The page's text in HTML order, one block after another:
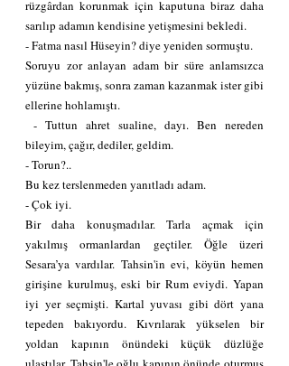
rüzgârdan korunmak için kaputuna biraz daha
sarılıp adamın kendisine yetişmesini bekledi.
- Fatma nasıl Hüseyin? diye yeniden sormuştu.
Soruyu zor anlayan adam bir süre anlamsızca
yüzüne bakmış, sonra zaman kazanmak ister gibi
ellerine hohlamıştı.
bileyim, çağır, dediler, geldim.
- Torun?..
Bu kez terslenmeden yanıtladı adam.
- Çok iyi.
Bir daha konuşmadılar. Tarla açmak için
yakılmış ormanlardan geçtiler. Öğle üzeri
Sesara’ya vardılar. Tahsin'in evi, köyün hemen
girişine kurulmuş, eski bir Rum eviydi. Yapan
iyi yer seçmişti. Kartal yuvası gibi dört yana
tepeden bakıyordu. Kıvrılarak yükselen bir
yoldan kapının önündeki küçük düzlüğe